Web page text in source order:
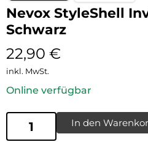
Nevox StyleShell
Schwarz
22,90 €
inkl. MwSt.
Online verfügbar
In den